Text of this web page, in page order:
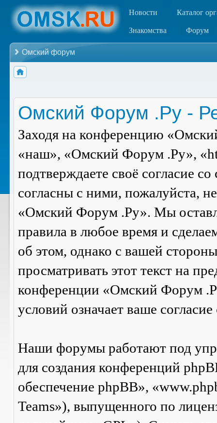
Новости Каталог
Знакомства Форум
Омский форум
Омский Форум .Ру -
Заходя на конференцию
«наш», «Омский Форум .Ру»,
подтверждаете своё согласие
согласны с ними, пожалуйста,
«Омский Форум .Ру». Мы
правила в любое время и
об этом, однако с вашей
просматривать этот текст на
конференции «Омский Форум
условий означает ваше
Наши форумы работают под
для создания конференций
обеспечение phpBB»,
Teams»), выпущенного по